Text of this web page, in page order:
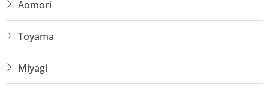
Aomori
Toyama
Miyagi